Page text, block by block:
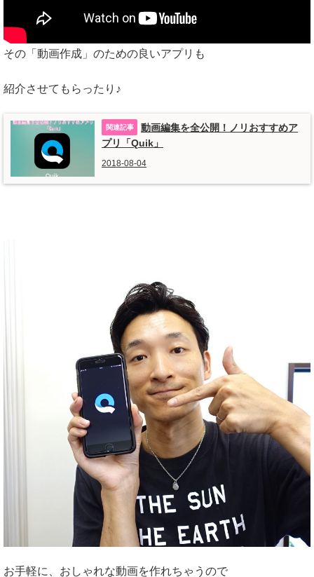
その「動画作成」のための良いアプリも
紹介させてもらったり♪
動画編集を全公開！ノリおすすめア
プリ「Quik」
2018-08-04
お手軽に、おしゃれな動画を作れちゃうので